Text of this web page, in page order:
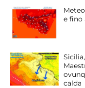
e fino
calda